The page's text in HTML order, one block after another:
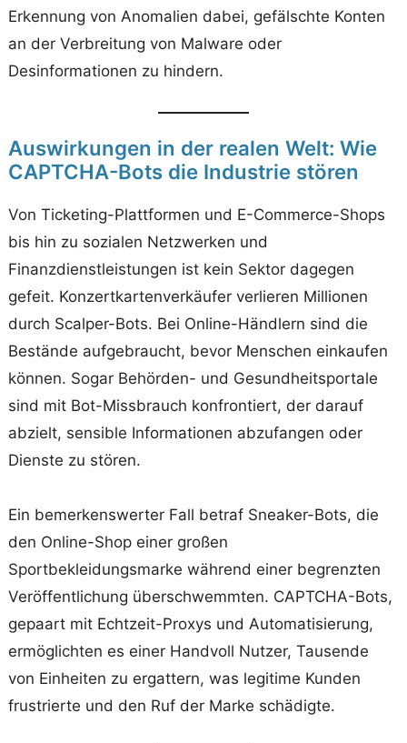
Erkennung von Anomalien dabei, gefälschte Konten
an der Verbreitung von Malware oder
Desinformationen zu hindern.
Auswirkungen in der realen Welt: Wie
CAPTCHA-Bots die Industrie stören
Von Ticketing-Plattformen und E-Commerce-Shops
bis hin zu sozialen Netzwerken und
Finanzdienstleistungen ist kein Sektor dagegen
gefeit. Konzertkartenverkäufer verlieren Millionen
durch Scalper-Bots. Bei Online-Händlern sind die
Bestände aufgebraucht, bevor Menschen einkaufen
können. Sogar Behörden- und Gesundheitsportale
sind mit Bot-Missbrauch konfrontiert, der darauf
abzielt, sensible Informationen abzufangen oder
Dienste zu stören.
Ein bemerkenswerter Fall betraf Sneaker-Bots, die
den Online-Shop einer großen
Sportbekleidungsmarke während einer begrenzten
Veröffentlichung überschwemmten. CAPTCHA-Bots,
gepaart mit Echtzeit-Proxys und Automatisierung,
ermöglichten es einer Handvoll Nutzer, Tausende
von Einheiten zu ergattern, was legitime Kunden
frustrierte und den Ruf der Marke schädigte.